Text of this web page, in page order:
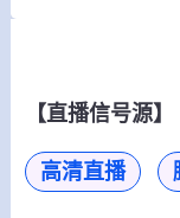
【直播信号源】
高清直播